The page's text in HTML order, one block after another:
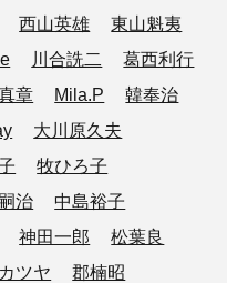
西山英雄
東山魁夷
川合詵二
葛西利行
章 Mila.P
韓奉治
大川原久夫
牧ひろ子
治
中島裕子
神田一郎
松葉良
ツヤ
郡楠昭